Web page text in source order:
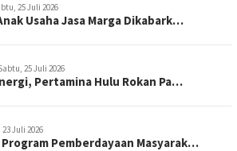
25 Juli 2026
Usaha Jasa Marga Dikabark…
25 Juli 2026
Pertamina Hulu Rokan Pa…
Juli 2026
Pemberdayaan Masyarak…